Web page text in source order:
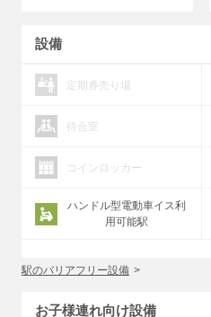
設備
定期券売り場
待合室
コインロッカー
ハンドル型電動車イス利
用可能駅
駅のバリアフリー設備
お子様連れ向け設備